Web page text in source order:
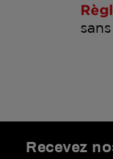
Recevez